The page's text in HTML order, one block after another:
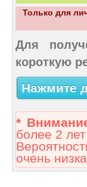
Только для
Для
короткую
Нажмите
*
более 2
очень